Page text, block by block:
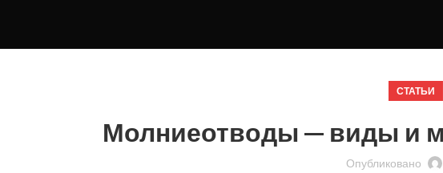
СТАТЬИ
Молниеотводы — виды и
Опубликовано